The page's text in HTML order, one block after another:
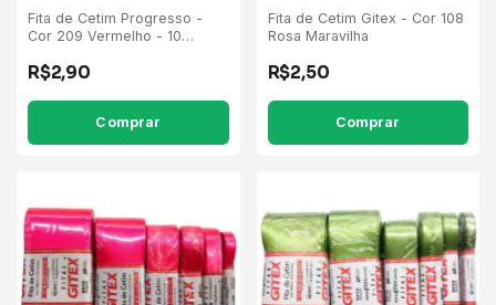
Fita de Cetim Progresso -
Cor 209 Vermelho - 10
R$2,90
Comprar
Fita de Cetim Gitex - Cor 108
Rosa Maravilha
R$2,50
Comprar